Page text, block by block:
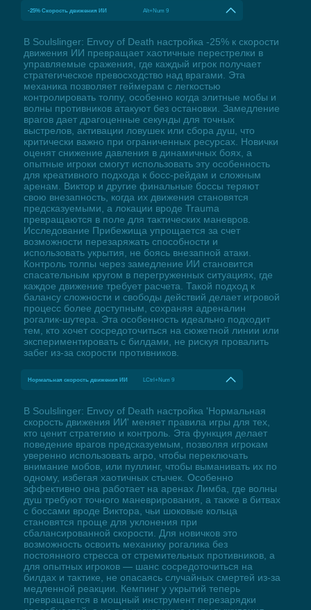
-25% Скорость движения ИИ Alt+Num 9
В Soulslinger: Envoy of Death настройка -25% к скорости
движения ИИ превращает хаотичные перестрелки в
управляемые сражения, где каждый игрок получает
стратегическое превосходство над врагами. Эта
механика позволяет геймерам с легкостью
контролировать толпу, особенно когда элитные мобы и
волны противников атакуют без остановки. Замедление
врагов дает драгоценные секунды для точных
выстрелов, активации ловушек или сбора душ, что
критически важно при ограниченных ресурсах. Новички
оценят снижение давления в динамичных боях, а
опытные игроки смогут использовать эту особенность
для креативного подхода к босс-рейдам и сложным
аренам. Виктор и другие финальные боссы теряют
свою внезапность, когда их движения становятся
предсказуемыми, а локации вроде Trauma
превращаются в поле для тактических маневров.
Исследование Прибежища упрощается за счет
возможности перезаряжать способности и
использовать укрытия, не боясь внезапной атаки.
Контроль толпы через замедление ИИ становится
спасательным кругом в перегруженных ситуациях, где
каждое движение требует расчета. Такой подход к
балансу сложности и свободы действий делает игровой
процесс более доступным, сохраняя адреналин
рогалик-шутера. Эта особенность идеально подходит
тем, кто хочет сосредоточиться на сюжетной линии или
экспериментировать с билдами, не рискуя провалить
забег из-за скорости противников.
Нормальная скорость движения ИИ LCtrl+Num 9
В Soulslinger: Envoy of Death настройка 'Нормальная
скорость движения ИИ' меняет правила игры для тех,
кто ценит стратегию и контроль. Эта функция делает
поведение врагов предсказуемым, позволяя игрокам
уверенно использовать агро, чтобы переключать
внимание мобов, или пуллинг, чтобы выманивать их по
одному, избегая хаотичных стычек. Особенно
эффективно она работает на аренах Лимба, где волны
душ требуют точного маневрирования, а также в битвах
с боссами вроде Виктора, чьи шоковые кольца
становятся проще для уклонения при
сбалансированной скорости. Для новичков это
возможность освоить механику рогалика без
постоянного стресса от стремительных противников, а
для опытных игроков — шанс сосредоточиться на
билдах и тактике, не опасаясь случайных смертей из-за
медленной реакции. Кемпинг у укрытий теперь
превращается в мощный инструмент перезарядки